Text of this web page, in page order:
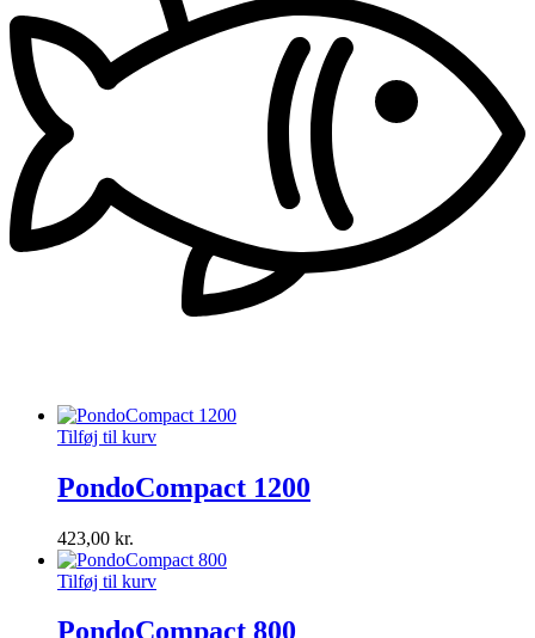
Tilføj til kurv
PondoCompact 1200
423,00 kr.
Tilføj til kurv
PondoCompact 800